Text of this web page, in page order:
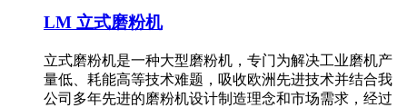
LM 立式磨粉机
立式磨粉机是一种大型磨粉机，专门为解决工业磨机产
量低、耗能高等技术难题，吸收欧洲先进技术并结合我
公司多年先进的磨粉机设计制造理念和市场需求，经过